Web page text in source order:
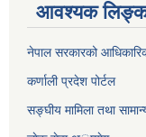
आवश्यक
नेपाल सरकारको
कर्णाली प्रदेश पोर्टल
सङ्घीय मामिला तथा